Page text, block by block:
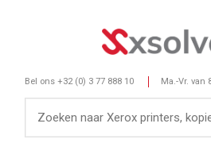
Bel ons +32 (0) 3 77 888 10 Ma.-Vr. van